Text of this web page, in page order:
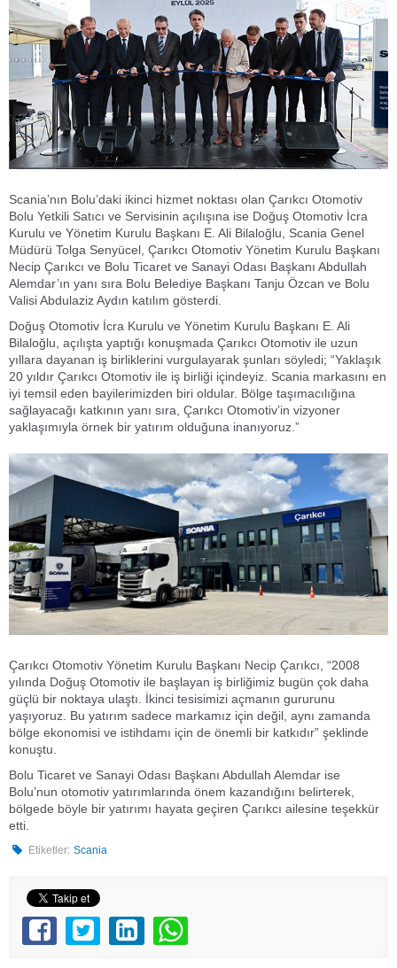
Scania’nın Bolu’daki ikinci hizmet noktası olan Çarıkcı Otomotiv
Bolu Yetkili Satıcı ve Servisinin açılışına ise Doğuş Otomotiv İcra
Kurulu ve Yönetim Kurulu Başkanı E. Ali Bilaloğlu, Scania Genel
Müdürü Tolga Senyücel, Çarıkcı Otomotiv Yönetim Kurulu Başkanı
Necip Çarıkcı ve Bolu Ticaret ve Sanayi Odası Başkanı Abdullah
Alemdar’ın yanı sıra Bolu Belediye Başkanı Tanju Özcan ve Bolu
Valisi Abdulaziz Aydın katılım gösterdi.
Doğuş Otomotiv İcra Kurulu ve Yönetim Kurulu Başkanı E. Ali
Bilaloğlu, açılışta yaptığı konuşmada Çarıkcı Otomotiv ile uzun
yıllara dayanan iş birliklerini vurgulayarak şunları söyledi; “Yaklaşık
20 yıldır Çarıkcı Otomotiv ile iş birliği içindeyiz. Scania markasını en
iyi temsil eden bayilerimizden biri oldular. Bölge taşımacılığına
sağlayacağı katkının yanı sıra, Çarıkcı Otomotiv’in vizyoner
yaklaşımıyla örnek bir yatırım olduğuna inanıyoruz.”
Çarıkcı Otomotiv Yönetim Kurulu Başkanı Necip Çarıkcı, “2008
yılında Doğuş Otomotiv ile başlayan iş birliğimiz bugün çok daha
güçlü bir noktaya ulaştı. İkinci tesisimizi açmanın gururunu
yaşıyoruz. Bu yatırım sadece markamız için değil, aynı zamanda
bölge ekonomisi ve istihdamı için de önemli bir katkıdır” şeklinde
konuştu.
Bolu Ticaret ve Sanayi Odası Başkanı Abdullah Alemdar ise
Bolu’nun otomotiv yatırımlarında önem kazandığını belirterek,
bölgede böyle bir yatırımı hayata geçiren Çarıkcı ailesine teşekkür
etti.
Etiketler: Scania